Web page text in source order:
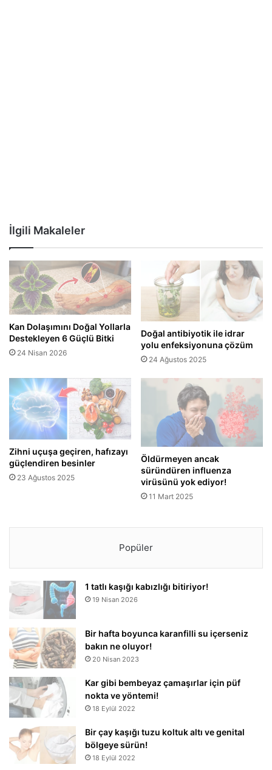
İlgili Makaleler
Kan Dolaşımını Doğal Yollarla
Destekleyen 6 Güçlü Bitki
24 Nisan 2026
Doğal antibiyotik ile idrar
yolu enfeksiyonuna çözüm
24 Ağustos 2025
Zihni uçuşa geçiren, hafızayı
güçlendiren besinler
23 Ağustos 2025
Öldürmeyen ancak
süründüren influenza
virüsünü yok ediyor!
11 Mart 2025
Popüler
1 tatlı kaşığı kabızlığı bitiriyor!
19 Nisan 2026
Bir hafta boyunca karanfilli su içerseniz
bakın ne oluyor!
20 Nisan 2023
Kar gibi bembeyaz çamaşırlar için püf
nokta ve yöntemi!
18 Eylül 2022
Bir çay kaşığı tuzu koltuk altı ve genital
bölgeye sürün!
18 Eylül 2022